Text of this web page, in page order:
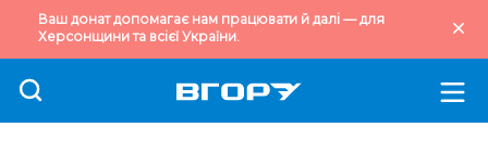
Ваш донат допомагає нам працювати й далі — для
Херсонщини та всієї України.